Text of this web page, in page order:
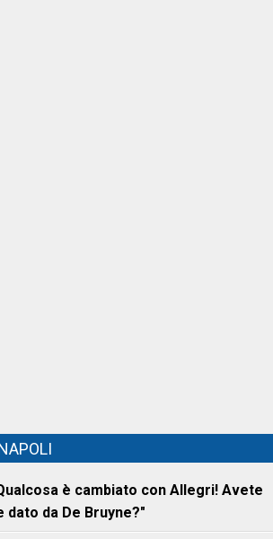
è cambiato con Allegri! Avete
da De Bruyne?"